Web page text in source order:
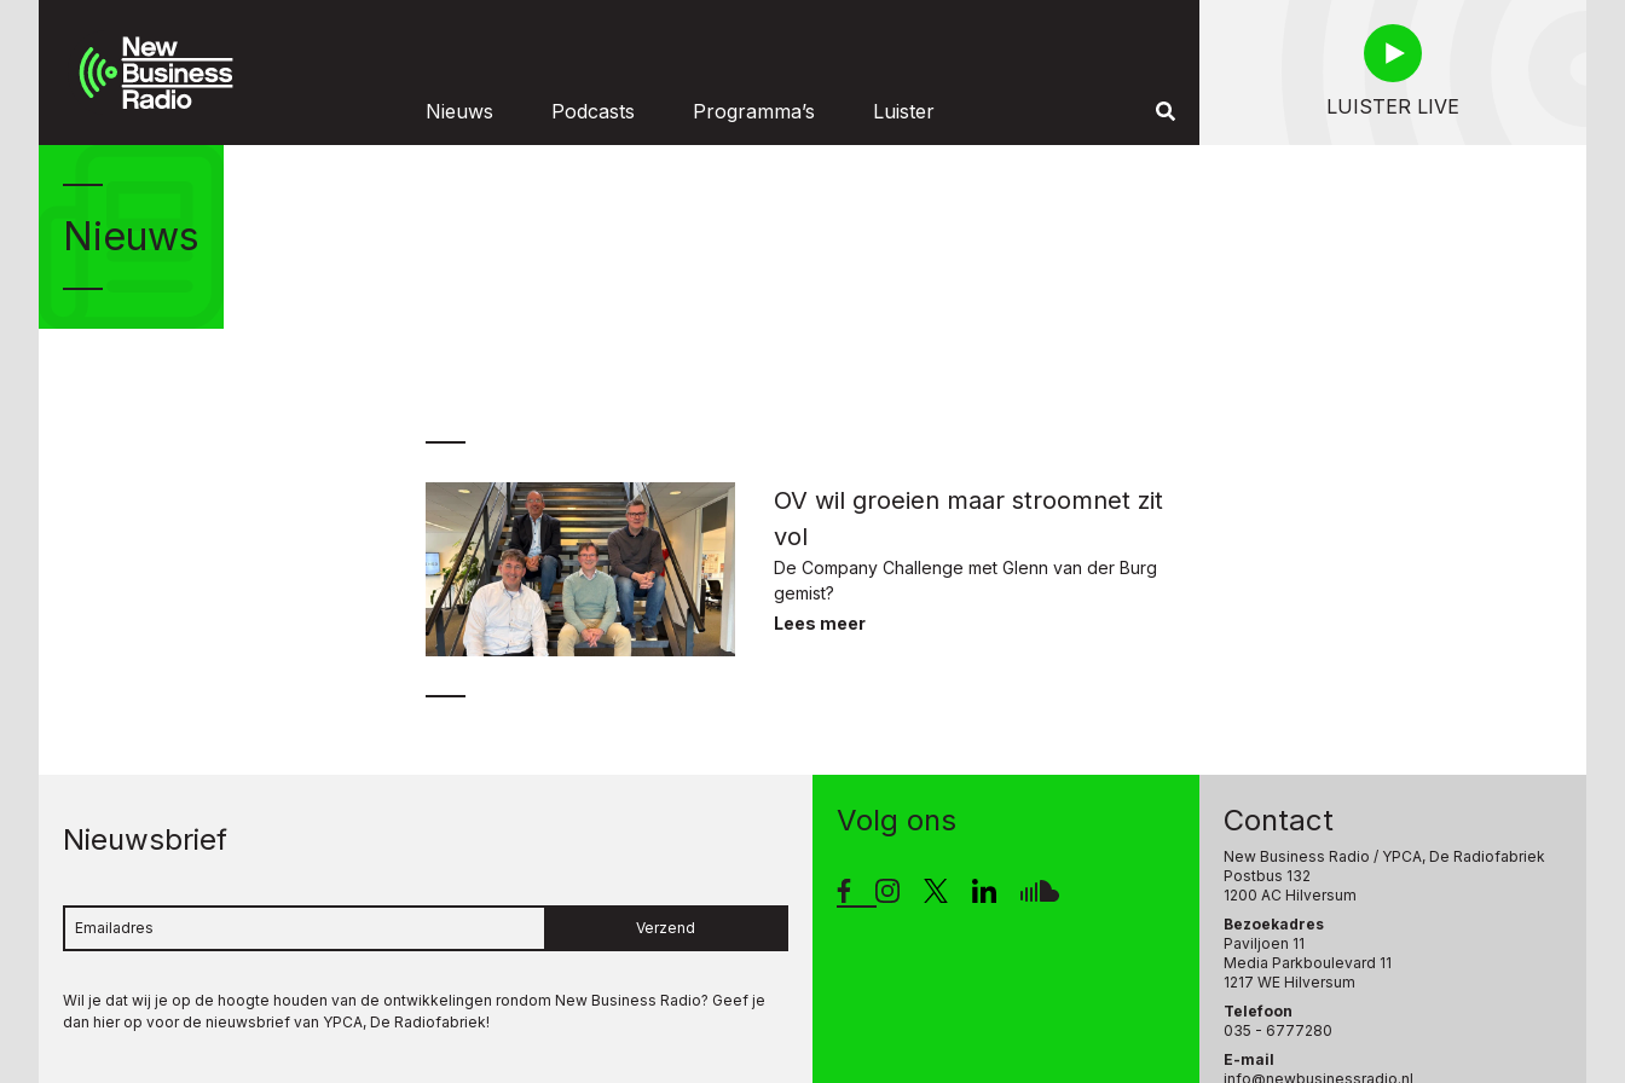
Nieuws Podcasts Programma’s Luister LUISTER LIVE
Nieuws
OV wil groeien maar stroomnet zit
vol
De Company Challenge met Glenn van der Burg
gemist?
Lees meer
Nieuwsbrief
Verzend
Wil je dat wij je op de hoogte houden van de ontwikkelingen rondom New Business Radio? Geef je
dan hier op voor de nieuwsbrief van YPCA, De Radiofabriek!
Volg ons Contact
New Business Radio / YPCA, De Radiofabriek
Postbus 132
1200 AC Hilversum
Bezoekadres
Paviljoen 11
Media Parkboulevard 11
1217 WE Hilversum
Telefoon
035 - 6777280
E-mail
info@newbusinessradio.nl